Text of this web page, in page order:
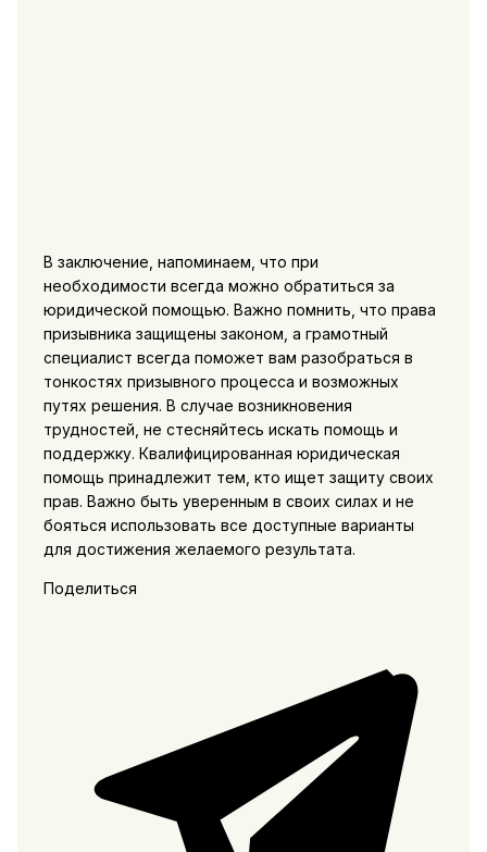
В заключение, напоминаем, что при
необходимости всегда можно обратиться за
юридической помощью. Важно помнить, что права
призывника защищены законом, а грамотный
специалист всегда поможет вам разобраться в
тонкостях призывного процесса и возможных
путях решения. В случае возникновения
трудностей, не стесняйтесь искать помощь и
поддержку. Квалифицированная юридическая
помощь принадлежит тем, кто ищет защиту своих
прав. Важно быть уверенным в своих силах и не
бояться использовать все доступные варианты
для достижения желаемого результата.
Поделиться